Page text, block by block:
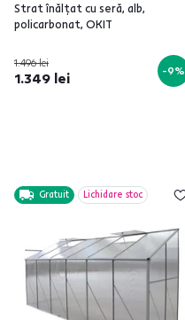
Strat înălţat cu seră, alb,
policarbonat, OKIT
1.496 lei
1.349 lei -9%
Gratuit Lichidare stoc